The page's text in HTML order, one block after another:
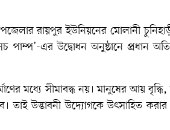
রায়পুর ইউনিয়নের মোলানী
এর উদ্বোধন অনুষ্ঠানে প্রধান
মধ্যে সীমাবদ্ধ নয়। মানুষের আয়
তাই উদ্ভাবনী উদ্যোগকে উৎসাহিত করার